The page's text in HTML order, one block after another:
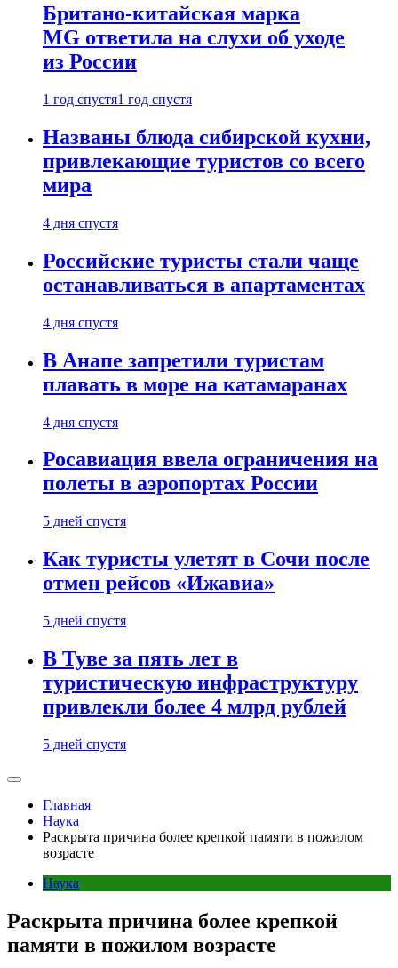
Британо-китайская марка
MG ответила на слухи об уходе
из России
1 год спустя1 год спустя
Названы блюда сибирской кухни,
привлекающие туристов со всего
мира
4 дня спустя
Российские туристы стали чаще
останавливаться в апартаментах
4 дня спустя
В Анапе запретили туристам
плавать в море на катамаранах
4 дня спустя
Росавиация ввела ограничения на
полеты в аэропортах России
5 дней спустя
Как туристы улетят в Сочи после
отмен рейсов «Ижавиа»
5 дней спустя
В Туве за пять лет в
туристическую инфраструктуру
привлекли более 4 млрд рублей
5 дней спустя
Главная
Наука
Раскрыта причина более крепкой памяти в пожилом
возрасте
Наука
Раскрыта причина более крепкой
памяти в пожилом возрасте